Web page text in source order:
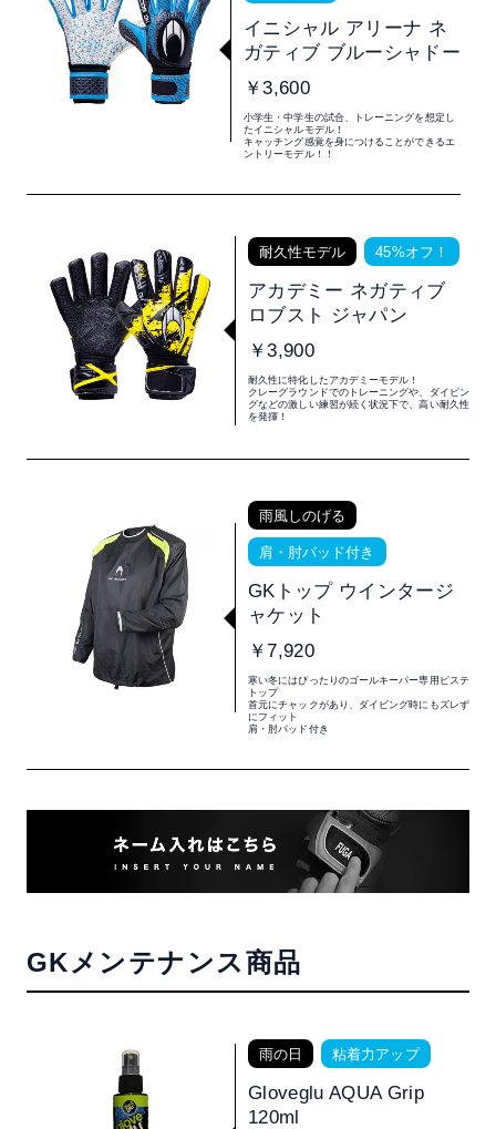
イニシャル アリーナ ネ
ガティブ ブルーシャドー
￥3,600
小学生・中学生の試合、トレーニングを想定し
たイニシャルモデル！
キャッチング感覚を身につけることができるエ
ントリーモデル！！
耐久性モデル 45%オフ！
アカデミー ネガティブ
ロブスト ジャパン
￥3,900
耐久性に特化したアカデミーモデル！
クレーグラウンドでのトレーニングや、ダイビン
グなどの激しい練習が続く状況下で、高い耐久性
を発揮！
雨風しのげる
肩・肘パッド付き
GKトップ ウインタージ
ャケット
￥7,920
寒い冬にはぴったりのゴールキーパー専用ピステ
トップ
首元にチャックがあり、ダイビング時にもズレず
にフィット
肩・肘パッド付き
GKメンテナンス商品
雨の日 粘着力アップ
Gloveglu AQUA Grip
120ml